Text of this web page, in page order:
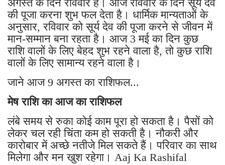
अगस्त के दिन रविवार है। आज रविवार के दिन सूर्य देव
की पूजा करना शुभ फल देता है। धार्मिक मान्यताओं के
अनुसार, रविवार को सूर्य देव की पूजा करने से जीवन में
मान-सम्मान बना रहता है। आज 3 मई का दिन कुछ
राशि वालों के लिए बेहद शुभ रहने वाला है, तो कुछ राशि
वालों के लिए सामान्य रहने वाला है।
जाने आज 9 अगस्त का राशिफल...
मेष राशि का आज का राशिफल
लंबे समय से रुका कोई काम पूरा हो सकता है। पैसों को
लेकर चल रही चिंता कम हो सकती है। नौकरी और
कारोबार में अच्छे नतीजे मिल सकते हैं। परिवार का साथ
मिलेगा और मन खुश रहेगा। Aaj Ka Rashifal